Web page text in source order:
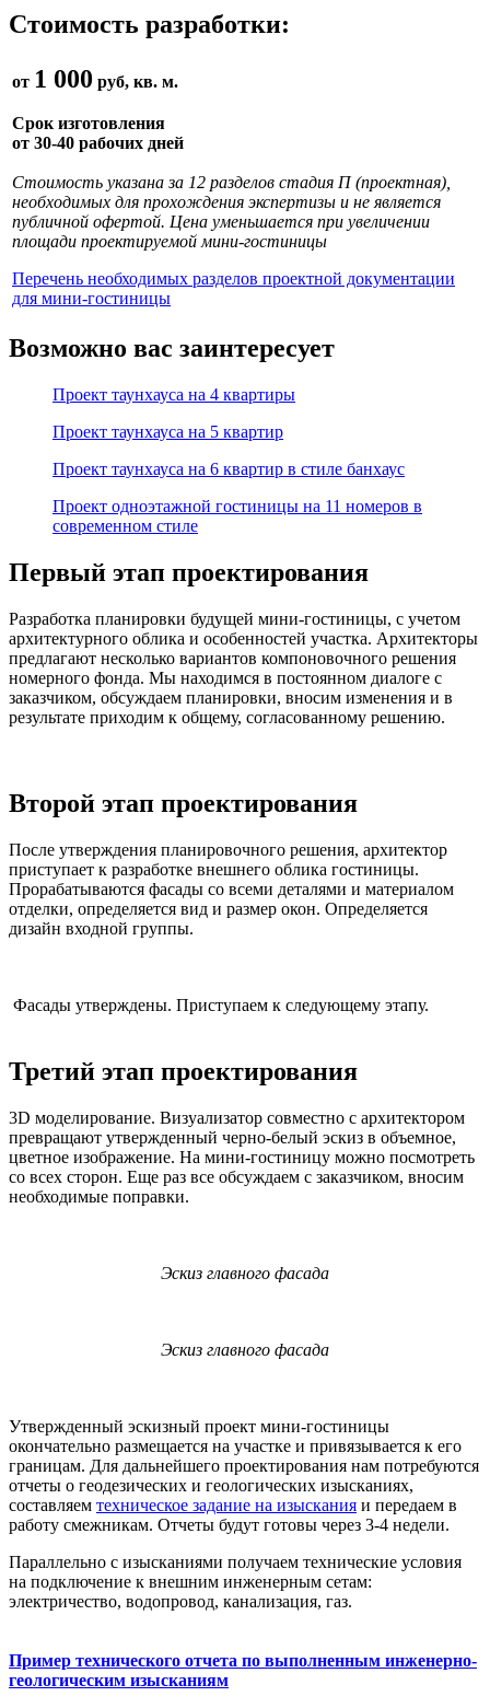
Стоимость разработки:
от 1 000 руб, кв. м.
Срок изготовления
от 30-40 рабочих дней
Стоимость указана за 12 разделов стадия П (проектная),
необходимых для прохождения экспертизы и не является
публичной офертой. Цена уменьшается при увеличении
площади проектируемой мини-гостиницы
Перечень необходимых разделов проектной документации
для мини-гостиницы
Возможно вас заинтересует
Проект таунхауса на 4 квартиры
Проект таунхауса на 5 квартир
Проект таунхауса на 6 квартир в стиле банхаус
Проект одноэтажной гостиницы на 11 номеров в
современном стиле
Первый этап проектирования
Разработка планировки будущей мини-гостиницы, с учетом
архитектурного облика и особенностей участка. Архитекторы
предлагают несколько вариантов компоновочного решения
номерного фонда. Мы находимся в постоянном диалоге с
заказчиком, обсуждаем планировки, вносим изменения и в
результате приходим к общему, согласованному решению.
Второй этап проектирования
После утверждения планировочного решения, архитектор
приступает к разработке внешнего облика гостиницы.
Прорабатываются фасады со всеми деталями и материалом
отделки, определяется вид и размер окон. Определяется
дизайн входной группы.
Фасады утверждены. Приступаем к следующему этапу.
Третий этап проектирования
3D моделирование. Визуализатор совместно с архитектором
превращают утвержденный черно-белый эскиз в объемное,
цветное изображение. На мини-гостиницу можно посмотреть
со всех сторон. Еще раз все обсуждаем с заказчиком, вносим
необходимые поправки.
Эскиз главного фасада
Эскиз главного фасада
Утвержденный эскизный проект мини-гостиницы
окончательно размещается на участке и привязывается к его
границам. Для дальнейшего проектирования нам потребуются
отчеты о геодезических и геологических изысканиях,
составляем техническое задание на изыскания и передаем в
работу смежникам. Отчеты будут готовы через 3-4 недели.
Параллельно с изысканиями получаем технические условия
на подключение к внешним инженерным сетам:
электричество, водопровод, канализация, газ.
Пример технического отчета по выполненным инженерно-
геологическим изысканиям